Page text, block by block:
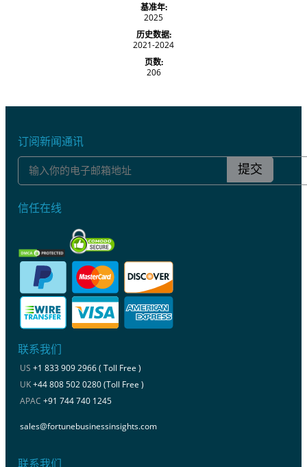
基准年:
2025
历史数据:
2021-2024
页数:
206
订阅新闻通讯
提交
信任在线
联系我们
US +1 833 909 2966 ( Toll Free )
UK+44 808 502 0280 (Toll Free )
APAC +91 744 740 1245
sales@fortunebusinessinsights.com
联系我们